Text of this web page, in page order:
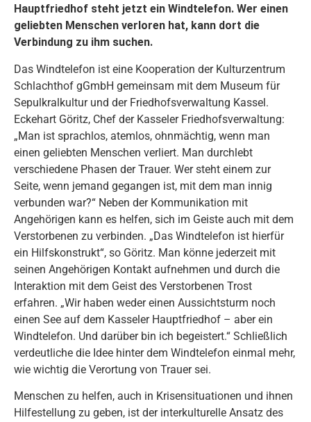
Hauptfriedhof steht jetzt ein Windtelefon. Wer einen
geliebten Menschen verloren hat, kann dort die
Verbindung zu ihm suchen.
Das Windtelefon ist eine Kooperation der Kulturzentrum
Schlachthof gGmbH gemeinsam mit dem Museum für
Sepulkralkultur und der Friedhofsverwaltung Kassel.
Eckehart Göritz, Chef der Kasseler Friedhofsverwaltung:
„Man ist sprachlos, atemlos, ohnmächtig, wenn man
einen geliebten Menschen verliert. Man durchlebt
verschiedene Phasen der Trauer. Wer steht einem zur
Seite, wenn jemand gegangen ist, mit dem man innig
verbunden war?“ Neben der Kommunikation mit
Angehörigen kann es helfen, sich im Geiste auch mit dem
Verstorbenen zu verbinden. „Das Windtelefon ist hierfür
ein Hilfskonstrukt“, so Göritz. Man könne jederzeit mit
seinen Angehörigen Kontakt aufnehmen und durch die
Interaktion mit dem Geist des Verstorbenen Trost
erfahren. „Wir haben weder einen Aussichtsturm noch
einen See auf dem Kasseler Hauptfriedhof – aber ein
Windtelefon. Und darüber bin ich begeistert.“ Schließlich
verdeutliche die Idee hinter dem Windtelefon einmal mehr,
wie wichtig die Verortung von Trauer sei.
Menschen zu helfen, auch in Krisensituationen und ihnen
Hilfestellung zu geben, ist der interkulturelle Ansatz des